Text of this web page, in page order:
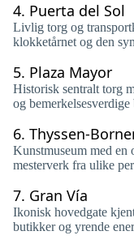
4. Puerta del Sol
Livlig torg og
klokketårnet og den
5. Plaza Mayor
Historisk sentralt torg
og bemerkelsesverdige
6. Thyssen-
Kunstmuseum med en
mesterverk fra ulike
7. Gran Vía
Ikonisk hovedgate
butikker og yrende